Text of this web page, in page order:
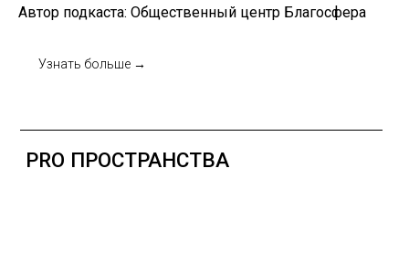
Автор подкаста: Общественный центр Благосфера
Узнать больше →